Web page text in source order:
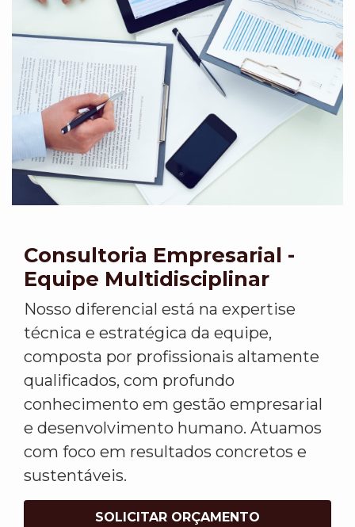
Consultoria Empresarial -
Equipe Multidisciplinar
Nosso diferencial está na expertise
técnica e estratégica da equipe,
composta por profissionais altamente
qualificados, com profundo
conhecimento em gestão empresarial
e desenvolvimento humano. Atuamos
com foco em resultados concretos e
sustentáveis.
SOLICITAR ORÇAMENTO